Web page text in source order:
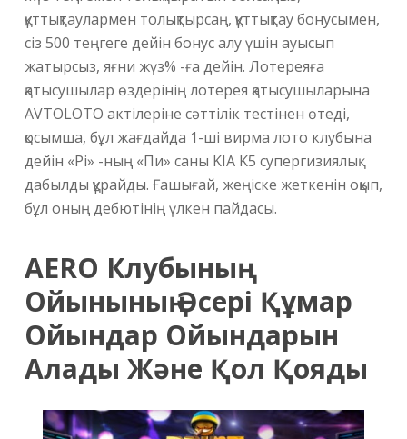
құттықтаулармен толықтырсаң, құттықтау бонусымен,
сіз 500 теңгеге дейін бонус алу үшін ауысып
жатырсыз, яғни жүз% -ға дейін. Лотереяға
қатысушылар өздерінің лотерея қатысушыларына
AVTOLOTO актілеріне сәттілік тестінен өтеді,
қосымша, бұл жағдайда 1-ші вирма лото клубына
дейін «Pi» -ның «Пи» саны KIA K5 супергизиялық
дабылды құрайды. Ғашығай, жеңіске жеткенін оқып,
бұл оның дебютінің үлкен пайдасы.
AERO Клубының
Ойынының Әсері Құмар
Ойындар Ойындарын
Алады Және Қол Қояды